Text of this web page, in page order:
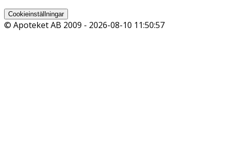
Cookieinställningar
© Apoteket AB 2009 - 2026-08-10 11:50:57